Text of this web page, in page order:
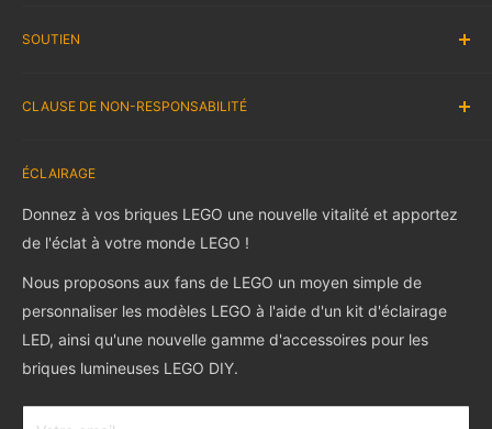
ÉCLAIRAGE
Donnez à vos briques LEGO une nouvelle vitalité et apportez
de l'éclat à votre monde LEGO !
Nous proposons aux fans de LEGO un moyen simple de
personnaliser les modèles LEGO à l'aide d'un kit d'éclairage
LED, ainsi qu'une nouvelle gamme d'accessoires pour les
briques lumineuses LEGO DIY.
PROPOSER UN ENSEMBLE LEGO®
Nous contacter
Remboursement et retour
Politique de confidentialité
Conditions d'Utilisation
SOUTIEN
Foire Aux Questions
Review Client
Affiliate & Collab
Rewards Program
CLAUSE DE NON-RESPONSABILITÉ
Nous vendons UNIQUEMENT les meilleurs kits d'éclairage
LED. Tous les ensembles LEGO présentés dans nos images
ne sont pas inclus dans les produits..
LEGO est une marque de commerce du groupe de sociétés
LEGO qui ne sponsorise, n'autorise ni n'approuve ce site.e.